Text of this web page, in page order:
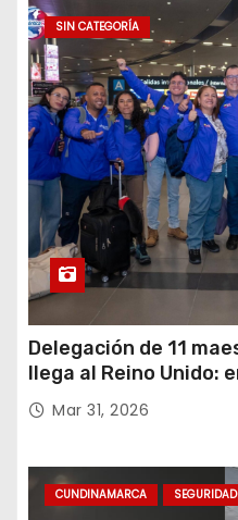
SIN CATEGORÍA
Delegación de 11
llega al Reino Unido:
destacada profesora
Mar 31, 2026
CUNDINAMARCA SEGURIDAD